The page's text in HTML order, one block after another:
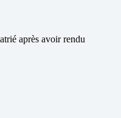
après avoir rendu